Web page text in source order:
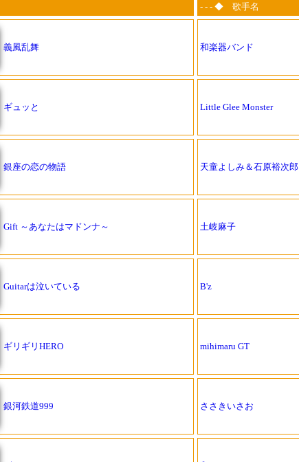
- - - ◆ 歌手名
義風乱舞 和楽器バンド
ギュッと Little Glee Monster
銀座の恋の物語 天童よしみ＆石原裕次郎
Gift ～あなたはマドンナ～ 土岐麻子
Guitarは泣いている B'z
ギリギリHERO mihimaru GT
銀河鉄道999 ささきいさお